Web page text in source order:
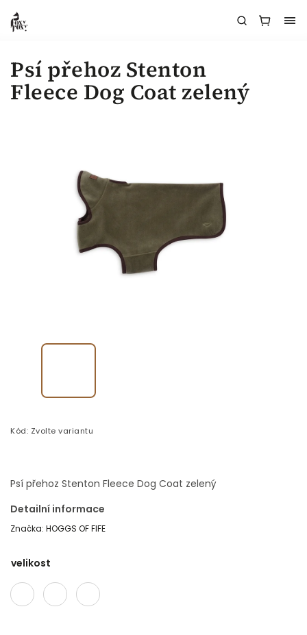
Psí přehoz Stenton
Fleece Dog Coat zelený
Kód: Zvolte variantu
Psí přehoz Stenton Fleece Dog Coat zelený
Detailní informace
Značka: HOGGS OF FIFE
velikost